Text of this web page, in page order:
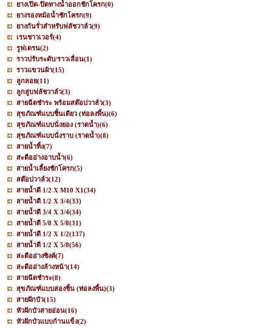
ยางเปิด-ปิดทางน้ำออกชักโครก(0)
ยางรองหม้อน้ำชักโครก(9)
ยางกันรั่วสำหรับฟลัชวาล์ว(9)
เรนชาวเวอร์(4)
รูฟเดรน(2)
ราวปรับระดับ/ราวเลื่อน(1)
ราวแขวนผ้า(15)
ลูกลอย(11)
ลูกสูบฟลัชวาล์ว(3)
สายฉีดชำระ พร้อมสต๊อปวาล์ว(3)
สุขภัณฑ์แบบชิ้นเดียว (ท่อลงพื้น)(6)
สุขภัณฑ์แบบนั่งยอง (ราดน้ำ)(6)
สุขภัณฑ์แบบนั่งราบ (ราดน้ำ)(8)
สายน้ำทิ้ง(7)
สะดืออ่างอาบน้ำ(6)
สายน้ำเลี้ยงชักโครก(5)
สต๊อปวาล์ว(12)
สายน้ำดี 1/2 X M10 X1(34)
สายน้ำดี 1/2 X 3/4(33)
สายน้ำดี 3/4 X 3/4(34)
สายน้ำดี 5/8 X 5/8(31)
สายน้ำดี 1/2 X 1/2(137)
สายน้ำดี 1/2 X 5/8(56)
สะดืออ่างซิงค์(7)
สะดืออ่างล้างหน้า(14)
สายฉีดชำระ(8)
สุขภัณฑ์แบบสองชิ้น (ท่อลงพื้น)(3)
สายฝักบัว(15)
หัวฝักบัวสายอ่อน(16)
หัวฝักบัวแบบก้านแข็ง(2)